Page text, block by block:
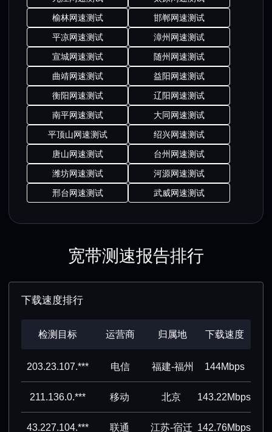
榆林网速测试
邯郸网速测试
平凉网速测试
漳州网速测试
宣城网速测试
随州网速测试
曲靖网速测试
益阳网速测试
衡阳网速测试
辽阳网速测试
南平网速测试
大同网速测试
平顶山网速测试
绍兴网速测试
唐山网速测试
台州网速测试
潍坊网速测试
河源网速测试
邢台网速测试
武威网速测试
宽带测速报告排行
下载速度排行
检测目标 运营商 归属地 下载速度
203.23.107.*** 电信 福建-福州 144Mbps
211.136.0.*** 移动 北京 143.22Mbps
43.227.104.*** 联通 江苏-宿迁 142.76Mbps